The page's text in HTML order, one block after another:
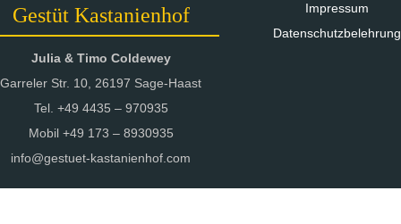
Gestüt Kastanienhof
Julia & Timo Coldewey
Garreler Str. 10, 26197 Sage-Haast
Tel. +49 4435 – 970935
Mobil +49 173 – 8930935
info@gestuet-kastanienhof.com
Impressum
Datenschutzbelehrung